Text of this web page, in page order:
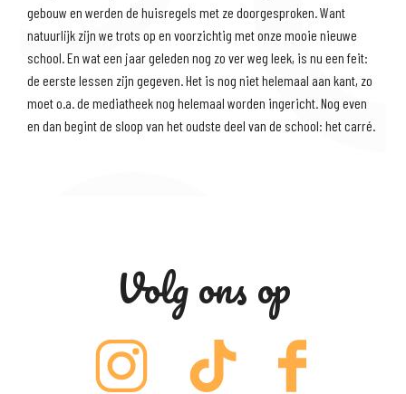
JAARDOEL 2024-2025
gebouw en werden de huisregels met ze doorgesproken. Want
natuurlijk zijn we trots op en voorzichtig met onze mooie nieuwe
school. En wat een jaar geleden nog zo ver weg leek, is nu een feit:
de eerste lessen zijn gegeven. Het is nog niet helemaal aan kant, zo
moet o.a. de mediatheek nog helemaal worden ingericht. Nog even
en dan begint de sloop van het oudste deel van de school: het carré.
Volg ons op